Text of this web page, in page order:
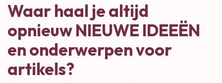
Waar haal je altijd
opnieuw NIEUWE IDEEËN
en onderwerpen voor
artikels?